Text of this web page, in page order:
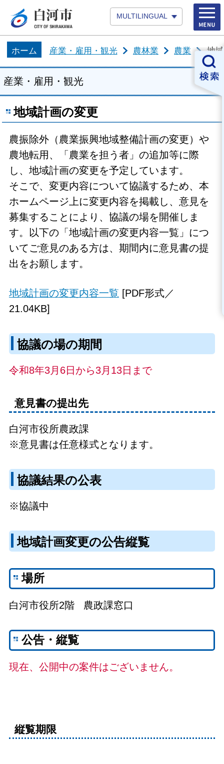
MULTILINGUAL
ホーム 産業・雇用・観光 農林業 農業 地
産業・雇用・観光
地域計画の変更
農振除外（農業振興地域整備計画の変更）や
農地転用、「農業を担う者」の追加等に際
し、地域計画の変更を予定しています。
そこで、変更内容について協議するため、本
ホームページ上に変更内容を掲載し、意見を
募集することにより、協議の場を開催しま
す。以下の「地域計画の変更内容一覧」につ
いてご意見のある方は、期間内に意見書の提
出をお願します。
地域計画の変更内容一覧 [PDF形式／
21.04KB]
協議の場の期間
令和8年3月6日から3月13日まで
意見書の提出先
白河市役所農政課
※意見書は任意様式となります。
協議結果の公表
※協議中
地域計画変更の公告縦覧
場所
白河市役所2階 農政課窓口
公告・縦覧
現在、公開中の案件はございません。
縦覧期限